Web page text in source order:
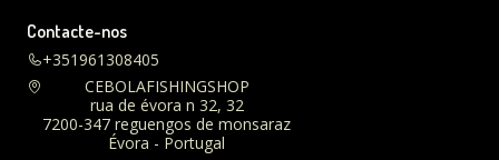
Contacte-nos
+351961308405
CEBOLAFISHINGSHOP
rua de évora n 32, 32
7200-347 reguengos de monsaraz
Évora - Portugal